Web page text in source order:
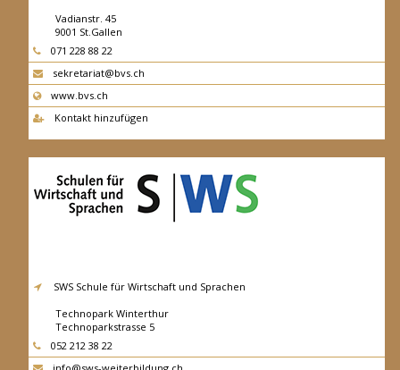
Vadianstr. 45
9001 St.Gallen
071 228 88 22
sekretariat@bvs.ch
www.bvs.ch
Kontakt hinzufügen
SWS Schule für Wirtschaft und Sprachen
Technopark Winterthur
Technoparkstrasse 5
8406 Winterthur
052 212 38 22